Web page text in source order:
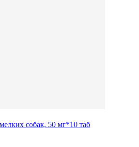
собак, 50 мг*10 таб